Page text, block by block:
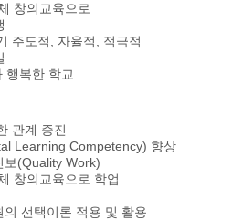
창의교육으로
주도적, 자율적, 적극적
행복한 학교
관계 증진
Learning Competency) 향상
보(Quality Work)
창의교육으로 학업
선택이론 적용 및 활용